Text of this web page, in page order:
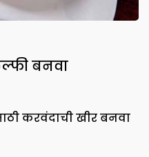
बनवा
करवंदाची खीर बनवा